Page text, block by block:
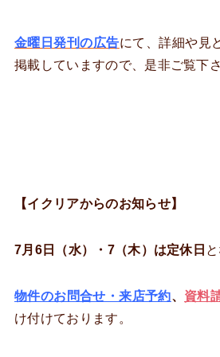
金曜日発刊の広告にて、詳細や見
掲載していますので、是非ご覧下さ
【イクリアからのお知らせ】
7月6日（水）・7（木）は定休日
物件のお問合せ・来店予約、 資料
け付けております。